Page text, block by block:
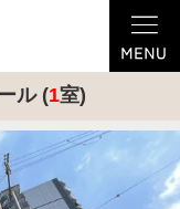
ル (1室)